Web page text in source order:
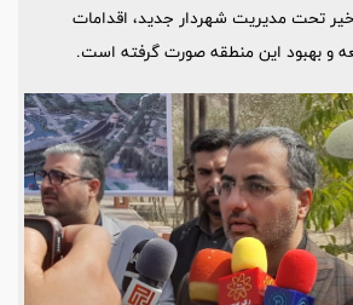
تحت مدیریت شهردار جدید، اقدامات
و بهبود این منطقه صورت گرفته است.